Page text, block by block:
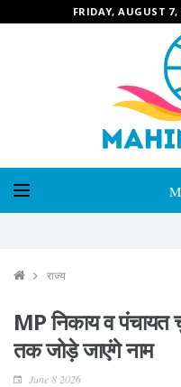
FRIDAY, AUGUST 7,
राज्य
MP निकाय व पंचायत
तक जोड़े जाएंगे नाम
June 8 2026